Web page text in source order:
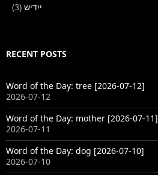
ייִדיש (3)
RECENT POSTS
Word of the Day: tree [2026-07-12]
2026-07-12
Word of the Day: mother [2026-07-11]
2026-07-11
Word of the Day: dog [2026-07-10]
2026-07-10